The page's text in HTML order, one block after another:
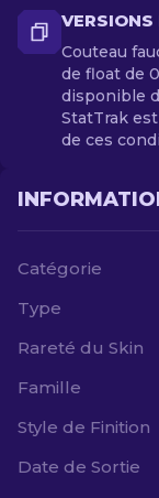
VERSIONS
Couteau
de float de
disponible
StatTrak
de ces
Catégorie
Type
Rareté du Skin
Famille
Style de Finition
Date de Sortie